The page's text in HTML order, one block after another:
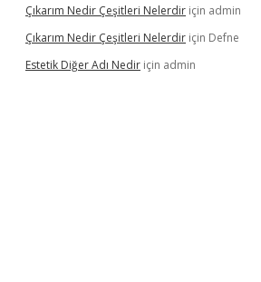
Çıkarım Nedir Çeşitleri Nelerdir için admin
Çıkarım Nedir Çeşitleri Nelerdir için Defne
Estetik Diğer Adı Nedir için admin